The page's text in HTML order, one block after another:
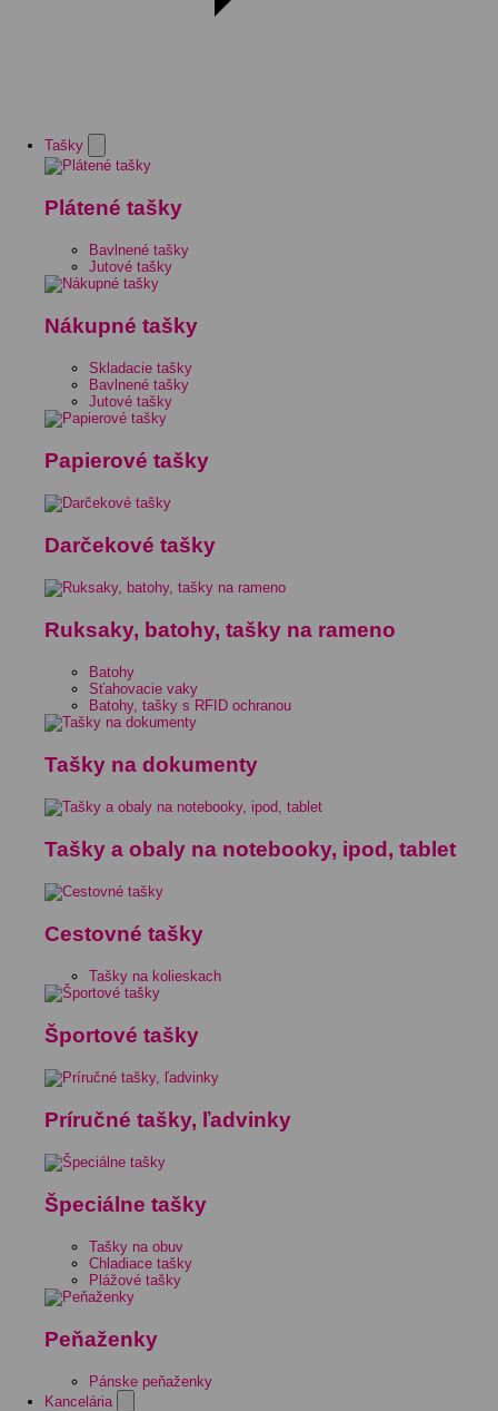
Tašky
Plátené tašky
Bavlnené tašky
Jutové tašky
Nákupné tašky
Skladacie tašky
Bavlnené tašky
Jutové tašky
Papierové tašky
Darčekové tašky
Ruksaky, batohy, tašky na rameno
Batohy
Sťahovacie vaky
Batohy, tašky s RFID ochranou
Tašky na dokumenty
Tašky a obaly na notebooky, ipod, tablet
Cestovné tašky
Tašky na kolieskach
Športové tašky
Príručné tašky, ľadvinky
Špeciálne tašky
Tašky na obuv
Chladiace tašky
Plážové tašky
Peňaženky
Pánske peňaženky
Kancelária